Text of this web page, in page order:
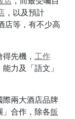
，以及預計
店等，有不少高
先機， 工作
力及「語文」
兩大酒店品牌
」合作，除各飯